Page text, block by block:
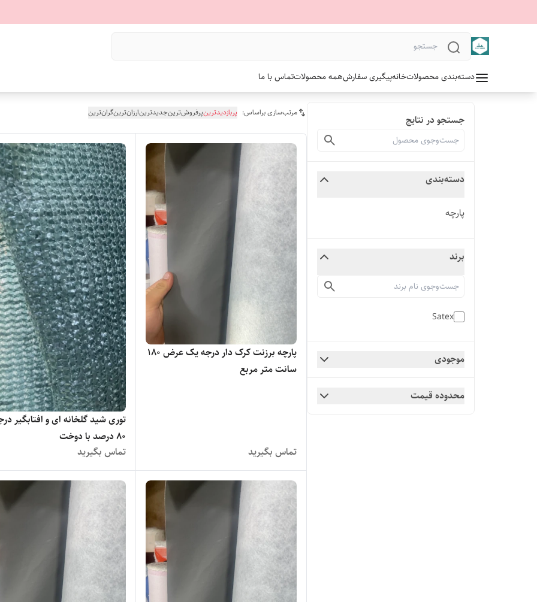
دسته‌بندی محصولاتخانهپیگیری سفارشهمه محصولاتتماس با ما
جستجو در نتایج
دسته‌بندی
پارچه
برند
Satex
موجودی
محدوده قیمت
مرتب‌سازی براساس: پربازدیدترینپرفروش‌ترینجدیدترینارزان‌ترینگران‌ترین
پارچه برزنت کرک دار درجه یک عرض ۱۸۰
سانت متر مربع
تماس بگیرید
توری شید گلخانه ای و افتابگیر
۸۰ درصد با دوخت
تماس بگیرید